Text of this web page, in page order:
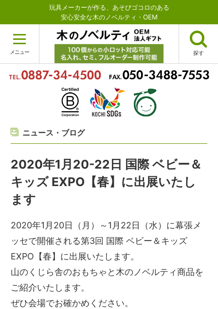
玩具メーカーが作る、あそびゴコロのある
安心安全な木のノベルティ・OEM
メニュー 探す
ニュース・ブログ
2020年1月20-22日 国際 ベビー＆
キッズ EXPO【春】に出展いたし
ます
2020年1月20日（月）～1月22日（水）に幕張メ
ッセで開催される第3回 国際 ベビー＆キッズ
EXPO【春】に出展いたします。
山のくじら舎のおもちゃと木のノベルティ商品を
ご紹介いたします。
ぜひ会場でお確かめください。